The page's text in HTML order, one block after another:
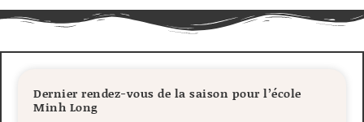
Dernier rendez-vous de la saison pour l’école
Minh Long